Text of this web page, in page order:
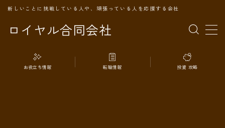
ロイヤル合同会社
新しいことに挑戦している人や、頑張っている人を応援する会社
MENU
TOPページ
お役立ち情報 転職情報 投資 攻略